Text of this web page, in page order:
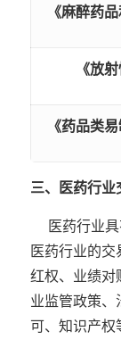
《麻醉药
《放
《药品类
三、 医药行业
医药行业具
医药行业的
红权、业绩对
业监管政策、
可、知识产权